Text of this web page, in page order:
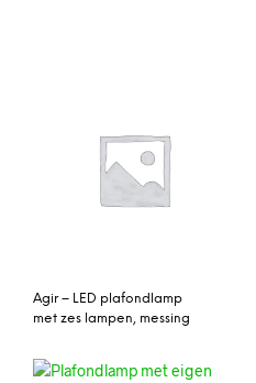
Agir – LED plafondlamp
met zes lampen, messing